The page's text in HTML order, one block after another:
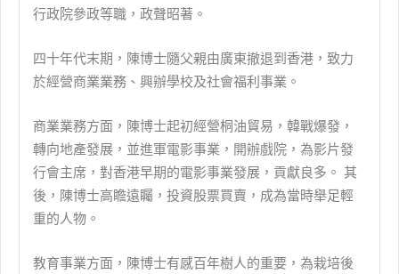
行政院參政等職，政聲昭著。
四十年代末期，陳博士隨父親由廣東撤退到香港，致力
於經營商業業務、興辦學校及社會福利事業。
商業業務方面，陳博士起初經營桐油貿易，韓戰爆發，
轉向地產發展，並進軍電影事業，開辦戲院，為影片發
行會主席，對香港早期的電影事業發展，貢獻良多。 其
後，陳博士高瞻遠矚，投資股票買賣，成為當時舉足輕
重的人物。
教育事業方面，陳博士有感百年樹人的重要，為栽培後